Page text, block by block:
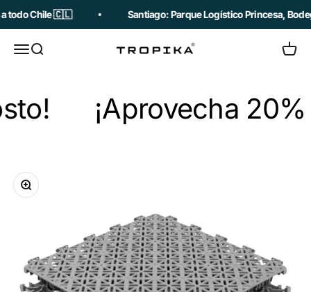
Ir al contenido
Chile 🇨🇱 Santiago: Parque Logístico Princesa, Bodega
Abrir menú de navegación
Abrir búsqueda Tropika Abrir
¡Aprovecha 20% de
Zoom